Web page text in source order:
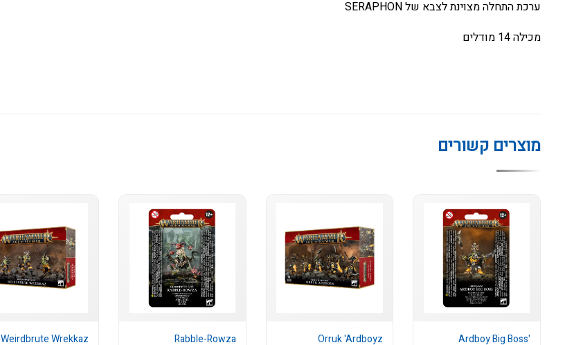
ערכת התחלה מצוינת לצבא של SERAPHON
מכילה 14 מודלים
מוצרים קשורים
'Ardboy Big Boss
Orruk 'Ardboyz
Rabble-Rowza
Weirdbrute Wrekkaz